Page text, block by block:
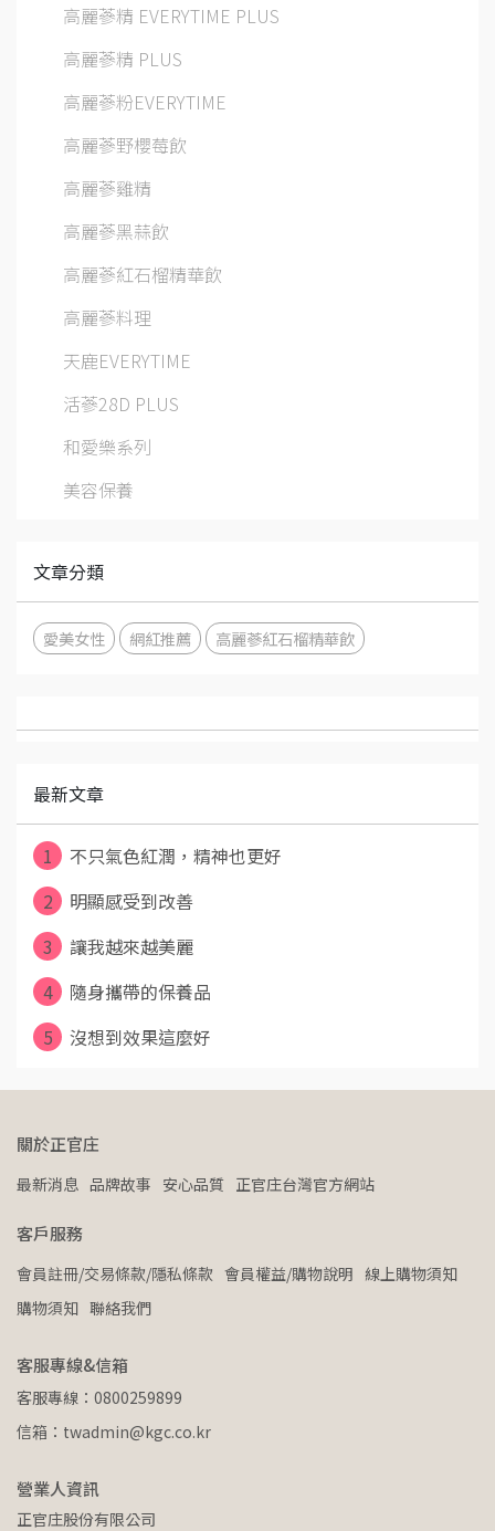
高麗蔘精 EVERYTIME PLUS
高麗蔘精 PLUS
高麗蔘粉EVERYTIME
高麗蔘野櫻莓飲
高麗蔘雞精
高麗蔘黑蒜飲
高麗蔘紅石榴精華飲
高麗蔘料理
天鹿EVERYTIME
活蔘28D PLUS
和愛樂系列
美容保養
文章分類
愛美女性 網紅推薦 高麗蔘紅石榴精華飲
最新文章
1
不只氣色紅潤，精神也更好
2
明顯感受到改善
3
讓我越來越美麗
4
隨身攜帶的保養品
5
沒想到效果這麼好
關於正官庄
最新消息 品牌故事 安心品質 正官庄台灣官方網站
客戶服務
會員註冊/交易條款/隱私條款 會員權益/購物說明 線上購物須知
購物須知 聯絡我們
客服專線&信箱
客服專線：0800259899
信箱：twadmin@kgc.co.kr
營業人資訊
正官庄股份有限公司